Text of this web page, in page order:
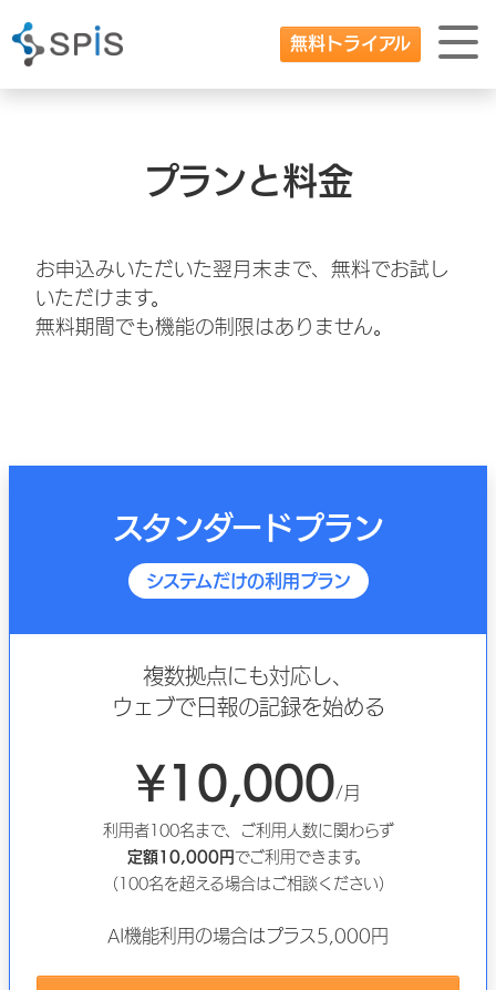
無料トライアル
プランと料金
お申込みいただいた翌月末まで、無料でお試し
いただけます。
無料期間でも機能の制限はありません。
スタンダードプラン
システムだけの利用プラン
複数拠点にも対応し、
ウェブで日報の記録を始める
¥10,000/月
利用者100名まで、ご利用人数に関わらず
定額10,000円でご利用できます。
（100名を超える場合はご相談ください）
AI機能利用の場合はプラス5,000円